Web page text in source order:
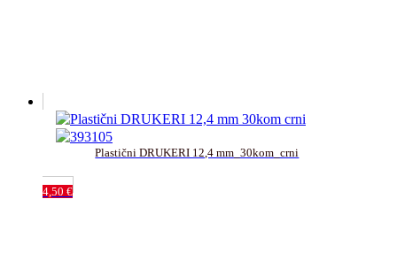
Plastični DRUKERI 12,4 mm_30kom_crni
4,50 €